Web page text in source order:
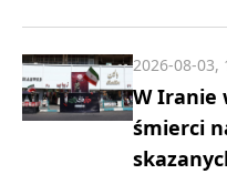
W Iranie
śmierci
2026-08-03,